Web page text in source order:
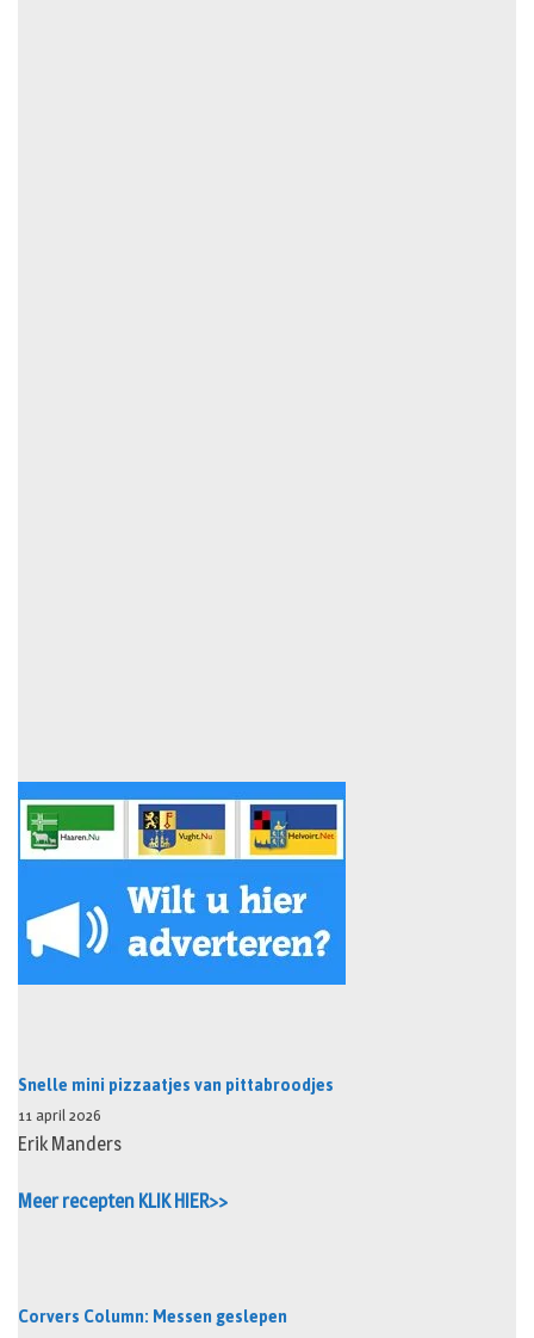
Snelle mini pizzaatjes van pittabroodjes
11 april 2026
Erik Manders
Meer recepten KLIK HIER>>
Corvers Column: Messen geslepen